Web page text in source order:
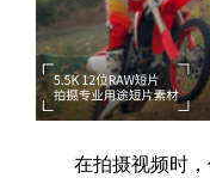
在拍摄视频时，